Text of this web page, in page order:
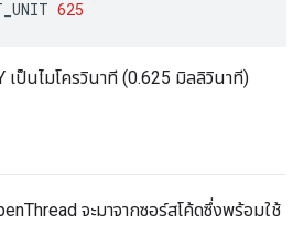
625
เป็นไมโครวินาที (0.625 มิลลิวินาที)
จะมาจากซอร์สโค้ดซึ่งพร้อมใช้